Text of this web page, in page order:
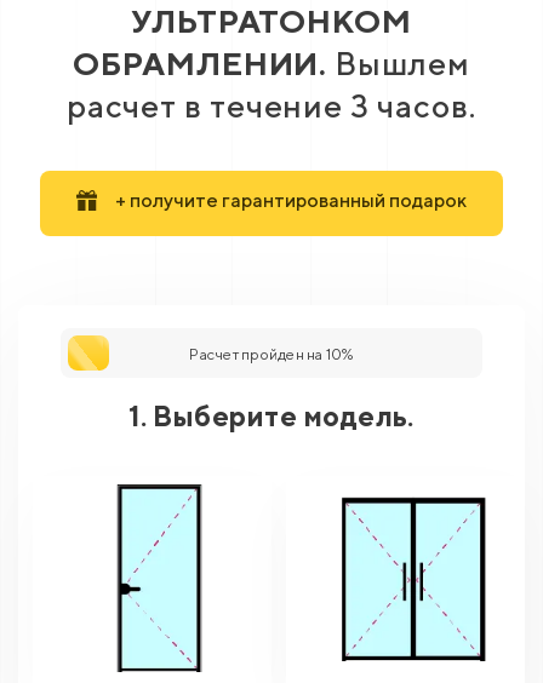
УЛЬТРАТОНКОМ
ОБРАМЛЕНИИ. Вышлем
расчет в течение 3 часов.
+ получите гарантированный подарок
Расчет пройден на 10%
1. Выберите модель.